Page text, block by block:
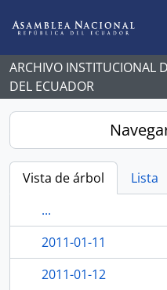
ARCHIVO INSTITUCIONAL
DEL ECUADOR
Vista de árbol Lista
...
2011-01-11
2011-01-12